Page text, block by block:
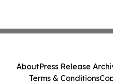
AboutPress Release
Terms & Conditions